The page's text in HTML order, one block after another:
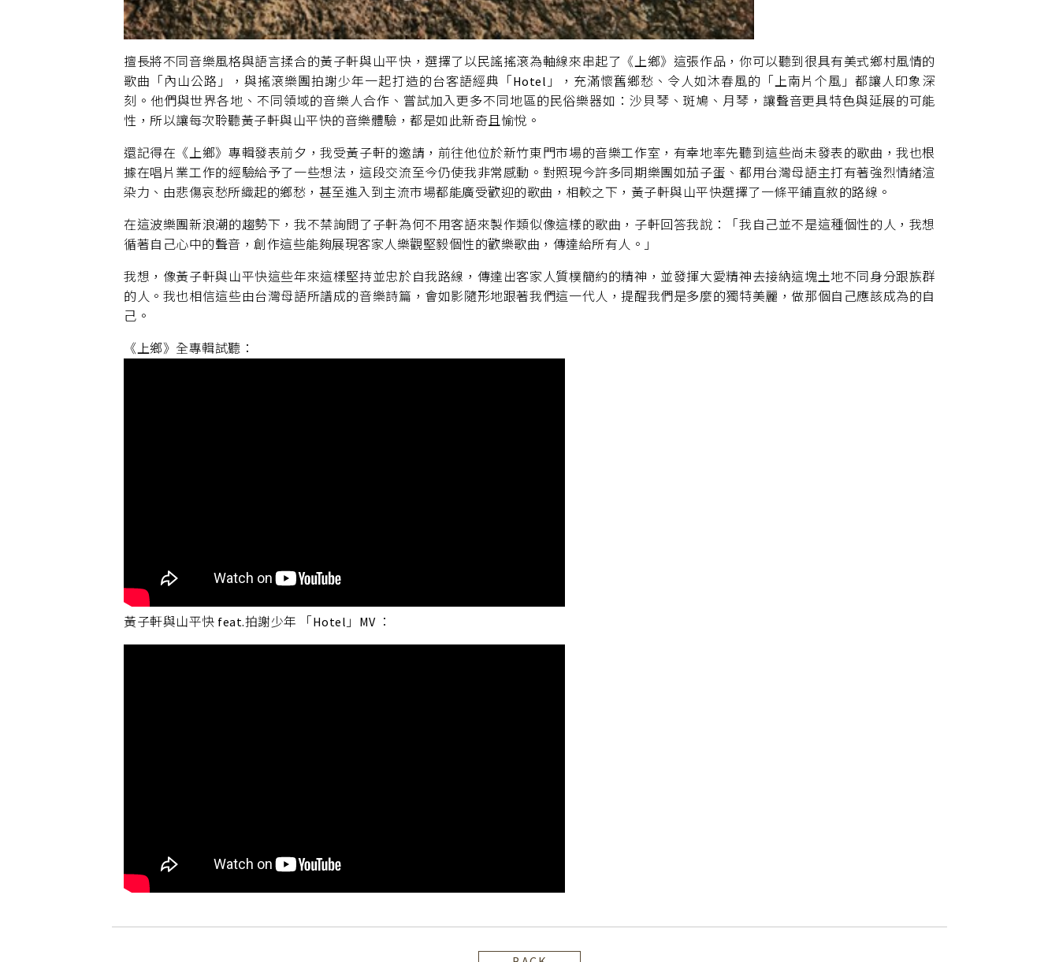
擅長將不同音樂風格與語言揉合的黃子軒與山平快，選擇了以民謠搖滾為軸線來串起了《上鄉》這張作品，你可以聽到很具有美式鄉村風情的
歌曲「內山公路」，與搖滾樂團拍謝少年一起打造的台客語經典「Hotel」，充滿懷舊鄉愁、令人如沐春風的「上南片个風」都讓人印象深
刻。他們與世界各地、不同領域的音樂人合作、嘗試加入更多不同地區的民俗樂器如：沙貝琴、斑鳩、月琴，讓聲音更具特色與延展的可能
性，所以讓每次聆聽黃子軒與山平快的音樂體驗，都是如此新奇且愉悅。
還記得在《上鄉》專輯發表前夕，我受黃子軒的邀請，前往他位於新竹東門市場的音樂工作室，有幸地率先聽到這些尚未發表的歌曲，我也根
據在唱片業工作的經驗給予了一些想法，這段交流至今仍使我非常感動。對照現今許多同期樂團如茄子蛋、都用台灣母語主打有著強烈情緒渲
染力、由悲傷哀愁所織起的鄉愁，甚至進入到主流市場都能廣受歡迎的歌曲，相較之下，黃子軒與山平快選擇了一條平鋪直敘的路線。
在這波樂團新浪潮的趨勢下，我不禁詢問了子軒為何不用客語來製作類似像這樣的歌曲，子軒回答我說：「我自己並不是這種個性的人，我想
循著自己心中的聲音，創作這些能夠展現客家人樂觀堅毅個性的歡樂歌曲，傳達給所有人。」
我想，像黃子軒與山平快這些年來這樣堅持並忠於自我路線，傳達出客家人質樸簡約的精神，並發揮大愛精神去接納這塊土地不同身分跟族群
的人。我也相信這些由台灣母語所譜成的音樂詩篇，會如影隨形地跟著我們這一代人，提醒我們是多麼的獨特美麗，做那個自己應該成為的自
己。
《上鄉》全專輯試聽：
黃子軒與山平快 feat.拍謝少年 「Hotel」MV ：